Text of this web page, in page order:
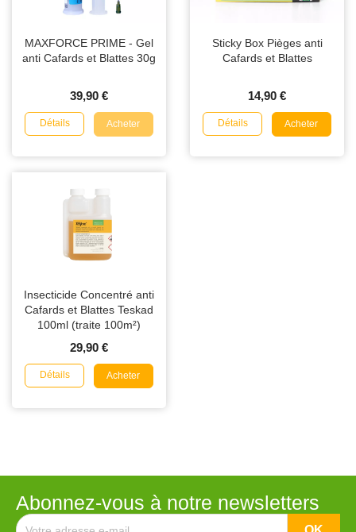
MAXFORCE PRIME - Gel
anti Cafards et Blattes 30g
39,90 €
Détails Acheter
Sticky Box Pièges anti
Cafards et Blattes
14,90 €
Détails Acheter
Insecticide Concentré anti
Cafards et Blattes Teskad
100ml (traite 100m²)
29,90 €
Détails Acheter
Abonnez-vous à notre newsletters